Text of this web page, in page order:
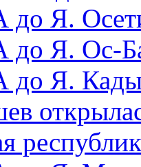
до Я.
до Я. Ос-
до Я.